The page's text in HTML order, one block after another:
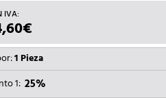
€EL
PRECIO
ACTUAL
ES:
4,60€.
1 Pieza
1: 25%